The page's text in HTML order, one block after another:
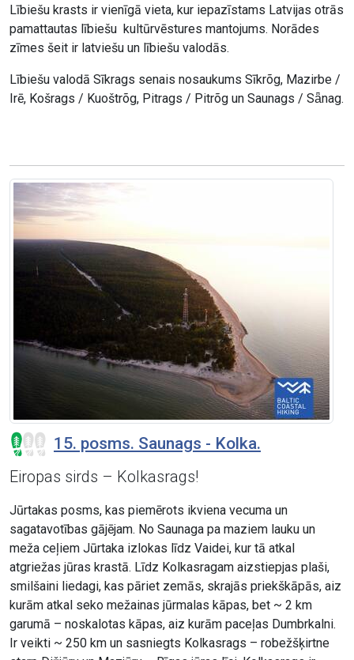
Lībiešu krasts ir vienīgā vieta, kur iepazīstams Latvijas otrās
pamattautas lībiešu kultūrvēstures mantojums. Norādes
zīmes šeit ir latviešu un lībiešu valodās.
Lībiešu valodā Sīkrags senais nosaukums Sīkrõg, Mazirbe /
Irē, Košrags / Kuoštrõg, Pitrags / Pitrõg un Saunags / Sǟnag.
15. posms. Saunags - Kolka.
Eiropas sirds – Kolkasrags!
Jūrtakas posms, kas piemērots ikviena vecuma un
sagatavotības gājējam. No Saunaga pa maziem lauku un
meža ceļiem Jūrtaka izlokas līdz Vaidei, kur tā atkal
atgriežas jūras krastā. Līdz Kolkasragam aizstiepjas plaši,
smilšaini liedagi, kas pāriet zemās, skrajās priekškāpās, aiz
kurām atkal seko mežainas jūrmalas kāpas, bet ~ 2 km
garumā – noskalotas kāpas, aiz kurām paceļas Dumbrkalni.
Ir veikti ~ 250 km un sasniegts Kolkasrags – robežšķirtne